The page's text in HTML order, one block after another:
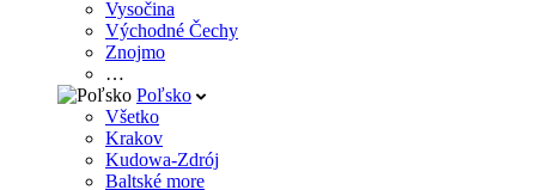
Vysočina
Východné Čechy
Znojmo
…
Poľsko
Všetko
Krakov
Kudowa-Zdrój
Baltské more